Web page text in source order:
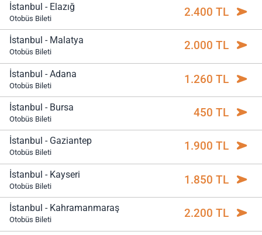
İstanbul - Elazığ
Otobüs Bileti 2.400 TL
İstanbul - Malatya
Otobüs Bileti 2.000 TL
İstanbul - Adana
Otobüs Bileti 1.260 TL
İstanbul - Bursa
Otobüs Bileti 450 TL
İstanbul - Gaziantep
Otobüs Bileti 1.900 TL
İstanbul - Kayseri
Otobüs Bileti 1.850 TL
İstanbul - Kahramanmaraş
Otobüs Bileti 2.200 TL